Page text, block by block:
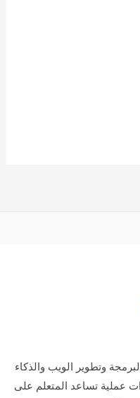
وتطوير الويب والذكاء
عملية تساعد المتعلم على